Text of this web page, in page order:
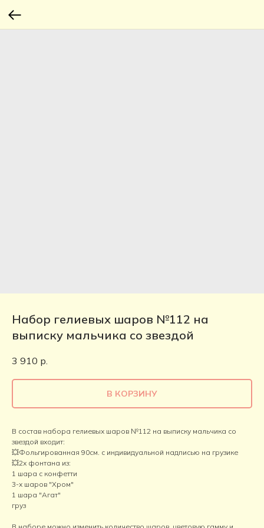
Набор гелиевых шаров №112 на
выписку мальчика со звездой
3 910 р.
В КОРЗИНУ
В состав набора гелиевых шаров №112 на выписку мальчика со
звездой входит:
💥Фольгированная 90см. с индивидуальной надписью на грузике
💥2х фонтана из:
1 шара с конфетти
3-х шаров "Хром"
1 шара "Агат"
груз
В наборе можно изменить количество шаров, цветовую гамму и